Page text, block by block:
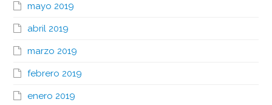
mayo 2019
abril 2019
marzo 2019
febrero 2019
enero 2019